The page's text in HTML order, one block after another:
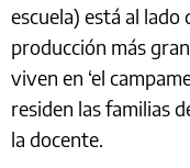
escuela) está al
producción más
viven en ‘el
residen las familias
la docente.